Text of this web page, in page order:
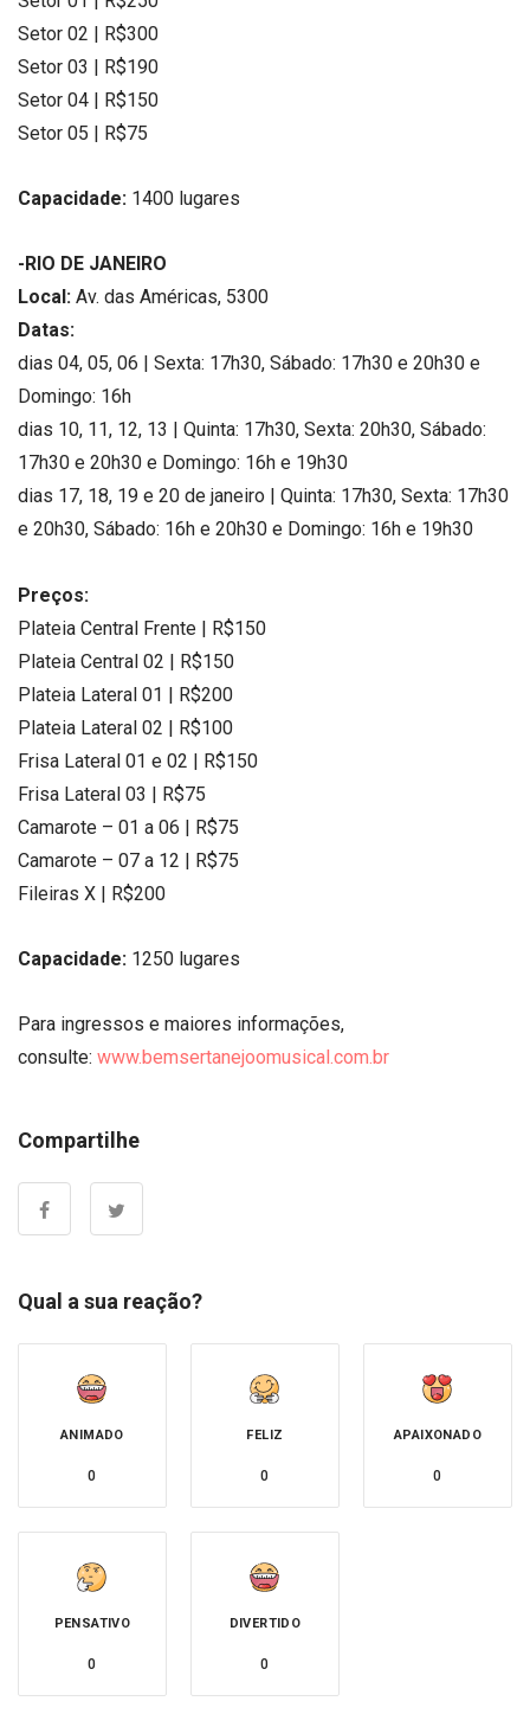
Setor 02 | R$300
Setor 03 | R$190
Setor 04 | R$150
Setor 05 | R$75
Capacidade: 1400 lugares
-RIO DE JANEIRO
Local: Av. das Américas, 5300
Datas:
dias 04, 05, 06 | Sexta: 17h30, Sábado: 17h30 e 20h30 e
Domingo: 16h
dias 10, 11, 12, 13 | Quinta: 17h30, Sexta: 20h30, Sábado:
17h30 e 20h30 e Domingo: 16h e 19h30
dias 17, 18, 19 e 20 de janeiro | Quinta: 17h30, Sexta: 17h30
e 20h30, Sábado: 16h e 20h30 e Domingo: 16h e 19h30
Preços:
Plateia Central Frente | R$150
Plateia Central 02 | R$150
Plateia Lateral 01 | R$200
Plateia Lateral 02 | R$100
Frisa Lateral 01 e 02 | R$150
Frisa Lateral 03 | R$75
Camarote – 01 a 06 | R$75
Camarote – 07 a 12 | R$75
Fileiras X | R$200
Capacidade: 1250 lugares
Para ingressos e maiores informações,
consulte: www.bemsertanejoomusical.com.br
Compartilhe
Qual a sua reação?
ANIMADO
0
FELIZ
0
APAIXONADO
0
PENSATIVO
0
DIVERTIDO
0